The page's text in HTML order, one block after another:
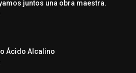
juntos una obra maestra.
Ácido Alcalino